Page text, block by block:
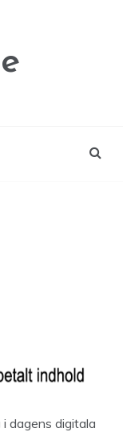
dagens digitala